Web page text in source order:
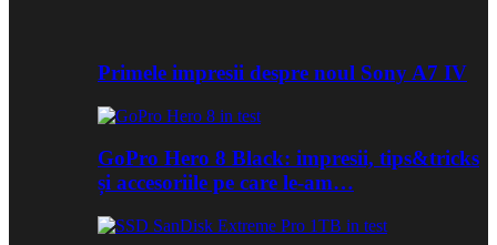
Primele impresii despre noul Sony A7 IV
GoPro Hero 8 Black: impresii, tips&tricks
și accesoriile pe care le-am…